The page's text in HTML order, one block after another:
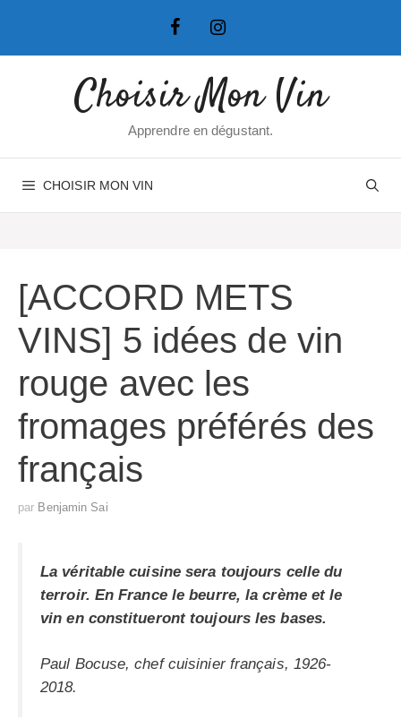
Choisir Mon Vin
Apprendre en dégustant.
CHOISIR MON VIN
[ACCORD METS
VINS] 5 idées de vin
rouge avec les
fromages préférés des
français
par Benjamin Sai
La véritable cuisine sera toujours celle du
terroir. En France le beurre, la crème et le
vin en constitueront toujours les bases.
Paul Bocuse, chef cuisinier français, 1926-
2018.